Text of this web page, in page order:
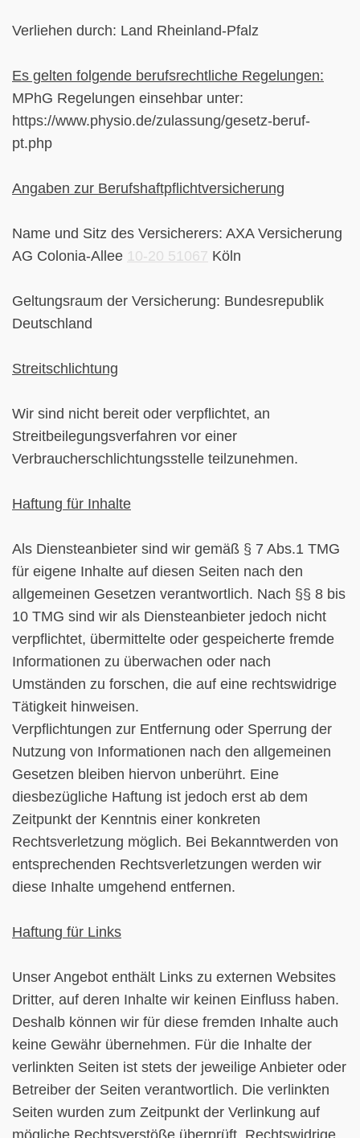
Verliehen durch: Land Rheinland-Pfalz
Es gelten folgende berufsrechtliche Regelungen:
MPhG Regelungen einsehbar unter:
https://www.physio.de/zulassung/gesetz-beruf-
pt.php
Angaben zur Berufshaftpflichtversicherung
Name und Sitz des Versicherers: AXA Versicherung
AG Colonia-Allee 10-20 51067 Köln
Geltungsraum der Versicherung: Bundesrepublik
Deutschland
Streitschlichtung
Wir sind nicht bereit oder verpflichtet, an
Streitbeilegungsverfahren vor einer
Verbraucherschlichtungsstelle teilzunehmen.
Haftung für Inhalte
Als Diensteanbieter sind wir gemäß § 7 Abs.1 TMG
für eigene Inhalte auf diesen Seiten nach den
allgemeinen Gesetzen verantwortlich. Nach §§ 8 bis
10 TMG sind wir als Diensteanbieter jedoch nicht
verpflichtet, übermittelte oder gespeicherte fremde
Informationen zu überwachen oder nach
Umständen zu forschen, die auf eine rechtswidrige
Tätigkeit hinweisen.
Verpflichtungen zur Entfernung oder Sperrung der
Nutzung von Informationen nach den allgemeinen
Gesetzen bleiben hiervon unberührt. Eine
diesbezügliche Haftung ist jedoch erst ab dem
Zeitpunkt der Kenntnis einer konkreten
Rechtsverletzung möglich. Bei Bekanntwerden von
entsprechenden Rechtsverletzungen werden wir
diese Inhalte umgehend entfernen.
Haftung für Links
Unser Angebot enthält Links zu externen Websites
Dritter, auf deren Inhalte wir keinen Einfluss haben.
Deshalb können wir für diese fremden Inhalte auch
keine Gewähr übernehmen. Für die Inhalte der
verlinkten Seiten ist stets der jeweilige Anbieter oder
Betreiber der Seiten verantwortlich. Die verlinkten
Seiten wurden zum Zeitpunkt der Verlinkung auf